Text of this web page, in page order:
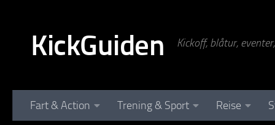
KickGuiden Kickoff, blåtur,
Fart & Action Trening & Sport Reise